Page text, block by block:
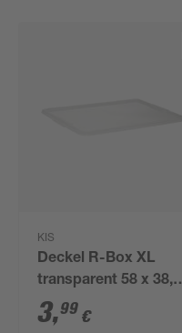
KIS
Deckel R-Box XL
transparent 58 x 38,5
cm
3,99 €